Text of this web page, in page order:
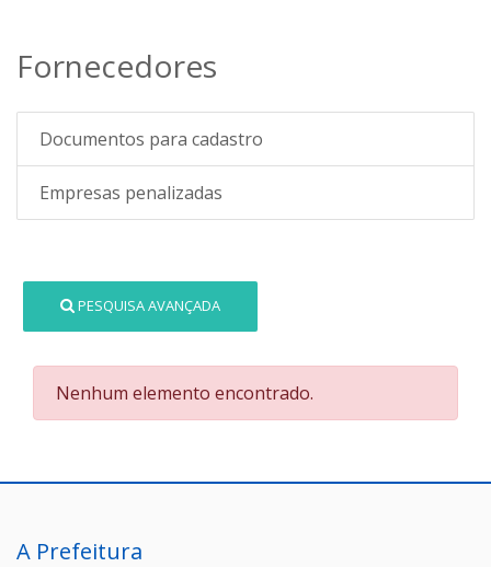
Fornecedores
Documentos para cadastro
Empresas penalizadas
PESQUISA AVANÇADA
Nenhum elemento encontrado.
A Prefeitura